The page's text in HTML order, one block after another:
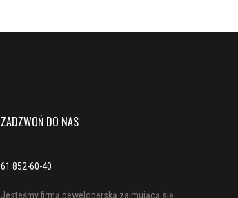
ZADZWOŃ DO NAS
61 852-60-40
Jesteśmy firmą deweloperską zajmującą się